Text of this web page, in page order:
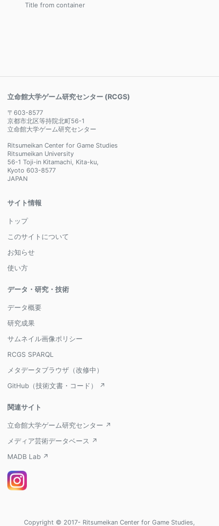
Title from container
立命館大学ゲーム研究センター (RCGS)
〒603-8577
京都市北区等持院北町56-1
立命館大学ゲーム研究センター
Ritsumeikan Center for Game Studies
Ritsumeikan University
56-1 Toji-in Kitamachi, Kita-ku,
Kyoto 603-8577
JAPAN
サイト情報
トップ
このサイトについて
お知らせ
使い方
データ・研究・技術
データ概要
研究成果
サムネイル画像ポリシー
RCGS SPARQL
メタデータブラウザ（改修中）
GitHub（技術文書・コード） ↗
関連サイト
立命館大学ゲーム研究センター ↗
メディア芸術データベース ↗
MADB Lab ↗
Copyright © 2017- Ritsumeikan Center for Game Studies,